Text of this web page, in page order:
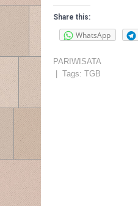
Share this:
WhatsApp
PARIWISATA
| Tags: TGB